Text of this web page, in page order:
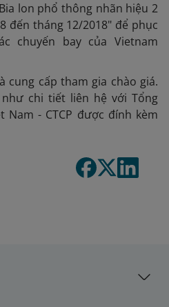
lon phổ thông nhãn hiệu 2
đến tháng 12/2018" để phục
chuyến bay của Vietnam
cung cấp tham gia chào giá.
chi tiết liên hệ với Tổng
Nam - CTCP được đính kèm